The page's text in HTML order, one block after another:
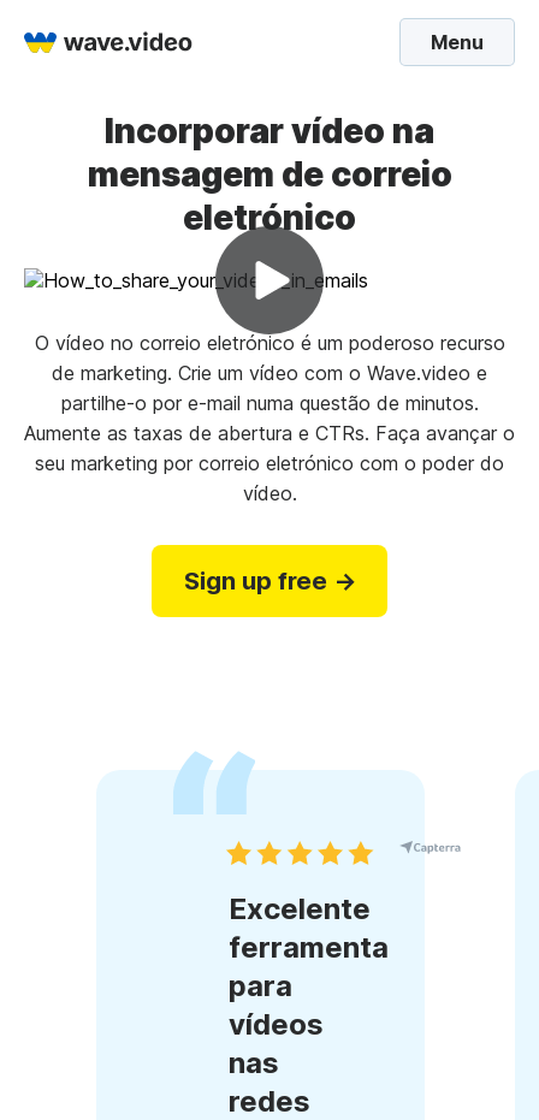
Menu
Incorporar vídeo na
mensagem de correio
eletrónico
O vídeo no correio eletrónico é um poderoso recurso
de marketing. Crie um vídeo com o Wave.video e
partilhe-o por e-mail numa questão de minutos.
Aumente as taxas de abertura e CTRs. Faça avançar o
seu marketing por correio eletrónico com o poder do
vídeo.
Sign up free →
Excelente
ferramenta
para
vídeos
nas
redes